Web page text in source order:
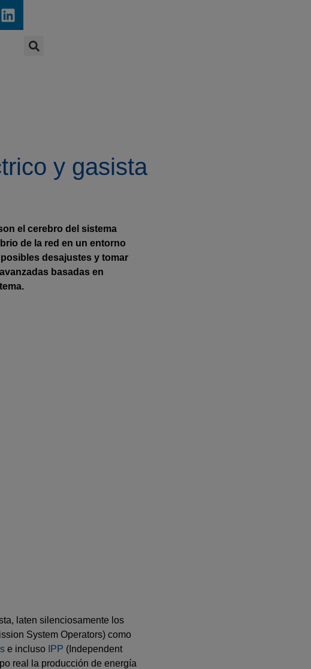
y gasista
el cerebro del sistema
de la red en un entorno
desajustes y tomar
basadas en
laten silenciosamente los
System Operators) como
e incluso IPP (Independent
real la producción de energía